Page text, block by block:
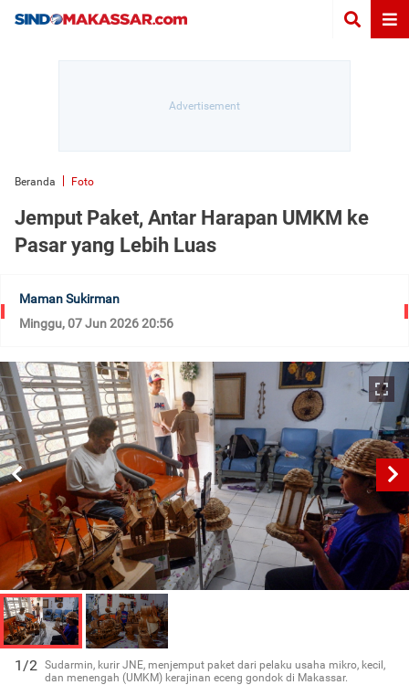
Beranda Foto
Jemput Paket, Antar Harapan UMKM ke
Pasar yang Lebih Luas
Maman Sukirman
Minggu, 07 Jun 2026 20:56
1/2 Sudarmin, kurir JNE, menjemput paket dari pelaku usaha mikro, kecil,
dan menengah (UMKM) kerajinan eceng gondok di Makassar.